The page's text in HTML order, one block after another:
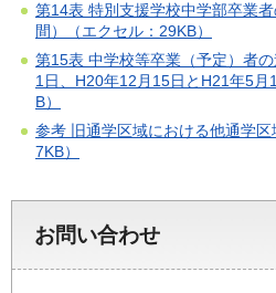
第14表 特別支援学校中学部卒業
間）（エクセル：29KB）
第15表 中学校等卒業（予定）者
1日、H20年12月15日とH21年5
B）
参考 旧通学区域における他通学
7KB）
お問い合わせ